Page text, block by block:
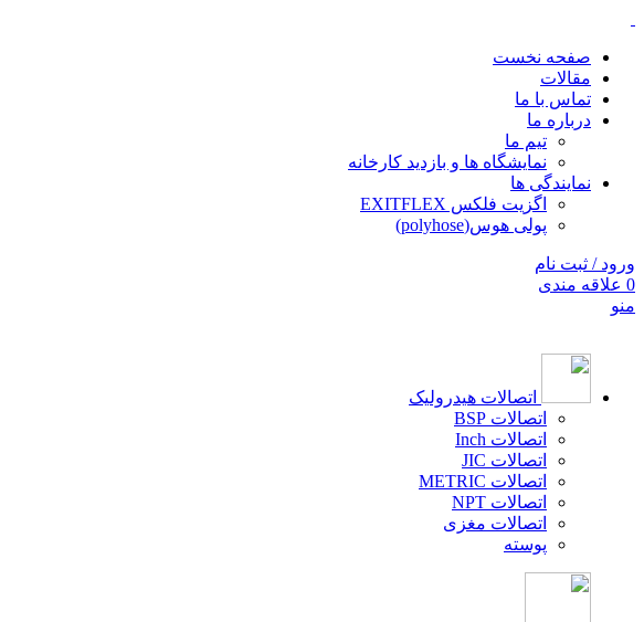
صفحه نخست
مقالات
تماس با ما
درباره ما
تیم ما
نمایشگاه ها و بازدید کارخانه
نمایندگی ها
اگزیت فلکس EXITFLEX
پولی هوس(polyhose)
ورود / ثبت نام
0 علاقه مندی
منو
اتصالات هیدرولیک
اتصالات BSP
اتصالات Inch
اتصالات JIC
اتصالات METRIC
اتصالات NPT
اتصالات مغزی
پوسته